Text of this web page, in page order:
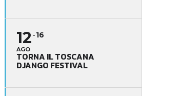
12
AGO
16
TORNA IL TOSCANA
DJANGO FESTIVAL